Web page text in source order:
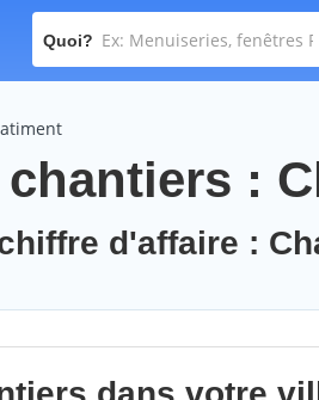
Quoi?
:
d'affaire :